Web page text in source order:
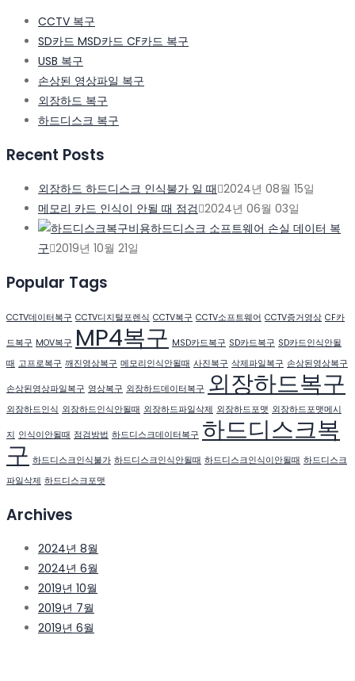
CCTV 복구
SD카드 MSD카드 CF카드 복구
USB 복구
손상된 영상파일 복구
외장하드 복구
하드디스크 복구
Recent Posts
외장하드 하드디스크 인식불가 일 때 2024년 08월 15일
메모리 카드 인식이 안될 때 점검 2024년 06월 03일
하드디스크 소프트웨어 손실 데이터 복
구 2019년 10월 21일
Popular Tags
CCTV데이터복구 CCTV디지털포렌식 CCTV복구 CCTV소프트웨어 CCTV증거영상 CF카
드복구 MOV복구 MP4복구 MSD카드복구 SD카드복구 SD카드인식안될
때 고프로복구 깨진영상복구 메모리인식안될때 사진복구 삭제파일복구 손상된영상복구
손상된영상파일복구 영상복구 외장하드데이터복구 외장하드복구
외장하드인식 외장하드인식안될때 외장하드파일삭제 외장하드포맷 외장하드포맷메시
지 인식이안될때 점검방법 하드디스크데이터복구 하드디스크복
구 하드디스크인식불가 하드디스크인식안될때 하드디스크인식이안될때 하드디스크
파일삭제 하드디스크포맷
Archives
2024년 8월
2024년 6월
2019년 10월
2019년 7월
2019년 6월